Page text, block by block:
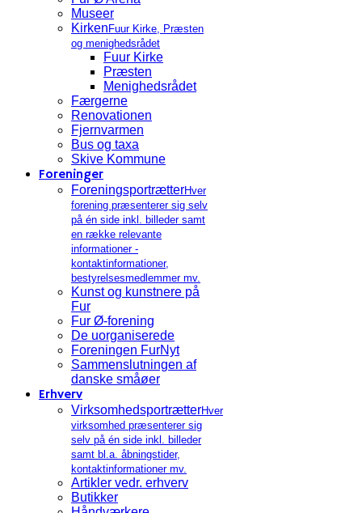
Museer
Kirken Fuur Kirke, Præsten
og menighedsrådet
Fuur Kirke
Præsten
Menighedsrådet
Færgerne
Renovationen
Fjernvarmen
Bus og taxa
Skive Kommune
Foreninger
ForeningsportrætterHver
forening præsenterer sig selv
på én side inkl. billeder samt
en række relevante
informationer -
kontaktinformationer,
bestyrelsesmedlemmer mv.
Kunst og kunstnere på
Fur
Fur Ø-forening
De uorganiserede
Foreningen FurNyt
Sammenslutningen af
danske småøer
Erhverv
VirksomhedsportrætterHver
virksomhed præsenterer sig
selv på én side inkl. billeder
samt bl.a. åbningstider,
kontaktinformationer mv.
Artikler vedr. erhverv
Butikker